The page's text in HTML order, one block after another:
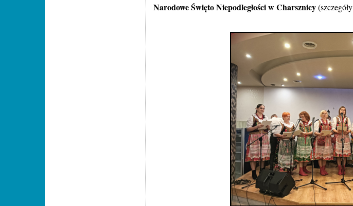
Narodowe Święto Niepodległości w Charsznicy(szczegóły